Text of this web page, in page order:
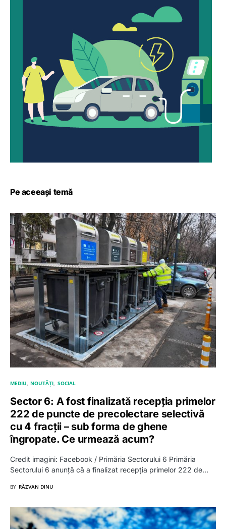
Pe aceeași temă
MEDIU NOUTĂȚI SOCIAL
Sector 6: A fost finalizată recepția primelor
222 de puncte de precolectare selectivă
cu 4 fracții – sub forma de ghene
îngropate. Ce urmează acum?
Credit imagini: Facebook / Primăria Sectorului 6 Primăria
Sectorului 6 anunță că a finalizat recepția primelor 222 de…
BY RĂZVAN DINU